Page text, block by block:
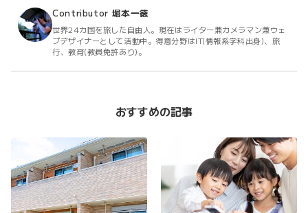
Contributor 堀本一徳
世界24カ国を旅した自由人。現在はライター兼カメラマン兼ウェ
ブデザイナーとして活動中。得意分野はIT(情報系学科出身)、旅
行、教育(教員免許あり)。
おすすめの記事